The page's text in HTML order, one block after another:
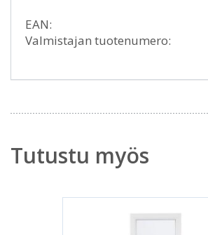
EAN:
Valmistajan tuotenumero:
Tutustu myös